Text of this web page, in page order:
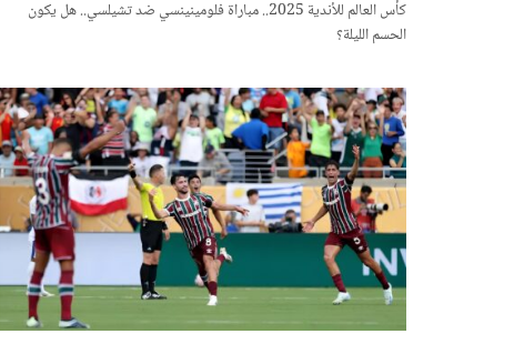
كأس العالم للأندية 2025.. مباراة فلومينينسي ضد تشيلسي.. هل يكون
الحسم الليلة؟